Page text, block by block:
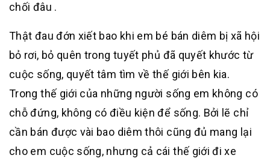
chối đâu .
Thật đau đớn xiết bao khi em bé bán diêm bị xã hội
bỏ rơi, bỏ quên trong tuyết phủ đã quyết khước từ
cuộc sống, quyết tâm tìm về thế giới bên kia.
Trong thế giới của những người sống em không có
chỗ đứng, không có điều kiện để sống. Bởi lẽ chỉ
cần bán được vài bao diêm thôi cũng đủ mang lại
cho em cuộc sống, nhưng cả cái thế giới đi xe